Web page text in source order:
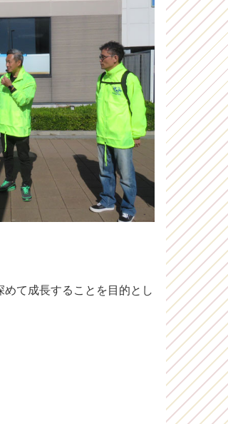
て成長することを目的とし